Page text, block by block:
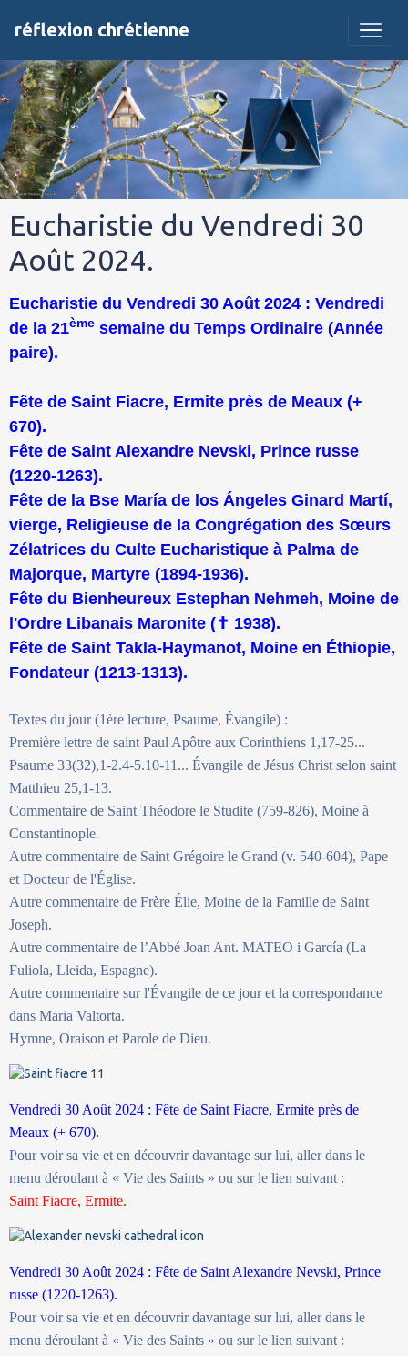
réflexion chrétienne
Eucharistie du Vendredi 30
Août 2024.
Eucharistie du Vendredi 30 Août 2024 : Vendredi
de la 21ème semaine du Temps Ordinaire (Année
paire).
Fête de Saint Fiacre, Ermite près de Meaux (+
670).
Fête de Saint Alexandre Nevski, Prince russe
(1220-1263).
Fête de la Bse María de los Ángeles Ginard Martí,
vierge, Religieuse de la Congrégation des Sœurs
Zélatrices du Culte Eucharistique à Palma de
Majorque, Martyre (1894-1936).
Fête du Bienheureux Estephan Nehmeh, Moine de
l'Ordre Libanais Maronite (✝ 1938).
Fête de Saint Takla-Haymanot, Moine en Éthiopie,
Fondateur (1213-1313).
Textes du jour (1ère lecture, Psaume, Évangile) :
Première lettre de saint Paul Apôtre aux Corinthiens 1,17-25...
Psaume 33(32),1-2.4-5.10-11... Évangile de Jésus Christ selon saint
Matthieu 25,1-13.
Commentaire de Saint Théodore le Studite (759-826), Moine à
Constantinople.
Autre commentaire de Saint Grégoire le Grand (v. 540-604), Pape
et Docteur de l'Église.
Autre commentaire de Frère Élie, Moine de la Famille de Saint
Joseph.
Autre commentaire de l’Abbé Joan Ant. MATEO i García (La
Fuliola, Lleida, Espagne).
Autre commentaire sur l'Évangile de ce jour et la correspondance
dans Maria Valtorta.
Hymne, Oraison et Parole de Dieu.
Vendredi 30 Août 2024 : Fête de Saint Fiacre, Ermite près de
Meaux (+ 670).
Pour voir sa vie et en découvrir davantage sur lui, aller dans le
menu déroulant à « Vie des Saints » ou sur le lien suivant :
Saint Fiacre, Ermite.
Vendredi 30 Août 2024 : Fête de Saint Alexandre Nevski, Prince
russe (1220-1263).
Pour voir sa vie et en découvrir davantage sur lui, aller dans le
menu déroulant à « Vie des Saints » ou sur le lien suivant :